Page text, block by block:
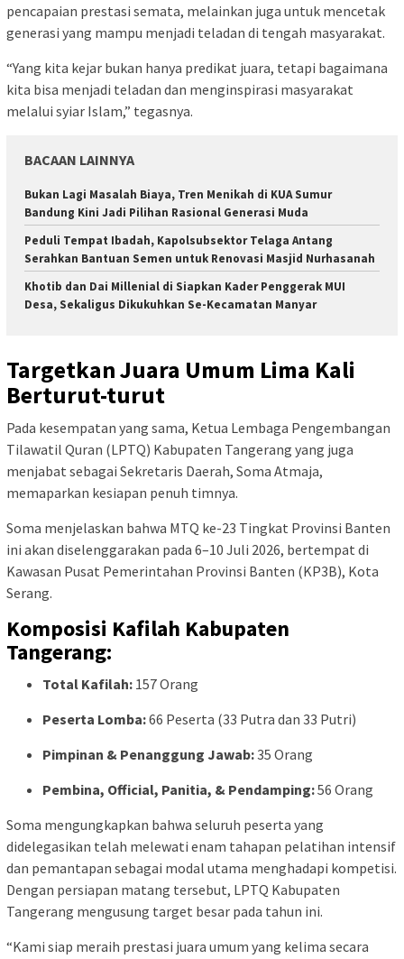
pencapaian prestasi semata, melainkan juga untuk mencetak
generasi yang mampu menjadi teladan di tengah masyarakat.
“Yang kita kejar bukan hanya predikat juara, tetapi bagaimana
kita bisa menjadi teladan dan menginspirasi masyarakat
melalui syiar Islam,” tegasnya.
BACAAN LAINNYA
Bukan Lagi Masalah Biaya, Tren Menikah di KUA Sumur
Bandung Kini Jadi Pilihan Rasional Generasi Muda
Peduli Tempat Ibadah, Kapolsubsektor Telaga Antang
Serahkan Bantuan Semen untuk Renovasi Masjid Nurhasanah
Khotib dan Dai Millenial di Siapkan Kader Penggerak MUI
Desa, Sekaligus Dikukuhkan Se-Kecamatan Manyar
Targetkan Juara Umum Lima Kali
Berturut-turut
Pada kesempatan yang sama, Ketua Lembaga Pengembangan
Tilawatil Quran (LPTQ) Kabupaten Tangerang yang juga
menjabat sebagai Sekretaris Daerah, Soma Atmaja,
memaparkan kesiapan penuh timnya.
Soma menjelaskan bahwa MTQ ke-23 Tingkat Provinsi Banten
ini akan diselenggarakan pada 6–10 Juli 2026, bertempat di
Kawasan Pusat Pemerintahan Provinsi Banten (KP3B), Kota
Serang.
Komposisi Kafilah Kabupaten
Tangerang:
Total Kafilah: 157 Orang
Peserta Lomba:66 Peserta (33 Putra dan 33 Putri)
Pimpinan & Penanggung Jawab:35 Orang
Pembina, Official, Panitia, & Pendamping:56 Orang
Soma mengungkapkan bahwa seluruh peserta yang
didelegasikan telah melewati enam tahapan pelatihan intensif
dan pemantapan sebagai modal utama menghadapi kompetisi.
Dengan persiapan matang tersebut, LPTQ Kabupaten
Tangerang mengusung target besar pada tahun ini.
“Kami siap meraih prestasi juara umum yang kelima secara